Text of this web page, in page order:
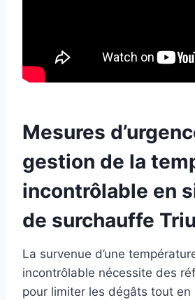
Mesures
gestion de la
incontrôlable en
de surchauffe
La survenue d’une
incontrôlable nécessite des
pour limiter les dégâts tout en